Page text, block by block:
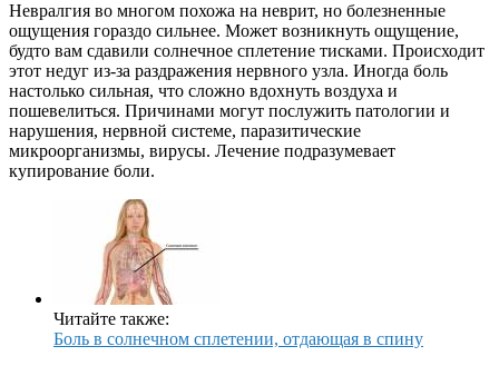
Невралгия во многом похожа на неврит, но болезненные
ощущения гораздо сильнее. Может возникнуть ощущение,
будто вам сдавили солнечное сплетение тисками. Происходит
этот недуг из-за раздражения нервного узла. Иногда боль
настолько сильная, что сложно вдохнуть воздуха и
пошевелиться. Причинами могут послужить патологии и
нарушения, нервной системе, паразитические
микроорганизмы, вирусы. Лечение подразумевает
купирование боли.
Читайте также:
Боль в солнечном сплетении, отдающая в спину